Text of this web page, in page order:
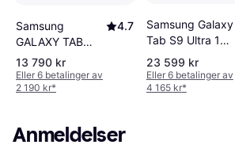
Samsung
GALAXY TAB
S9+ 512GB WIFI
4.7
13 790 kr
Eller 6 betalinger av
2 190 kr*
Samsung Galaxy
Tab S9 Ultra 1TB
5G
23 599 kr
Eller 6 betalinger av
4 165 kr*
Anmeldelser